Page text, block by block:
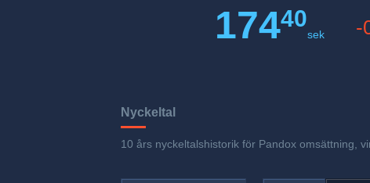
17440
sek -
Nyckeltal
10 års nyckeltalshistorik för Pandox omsättning,